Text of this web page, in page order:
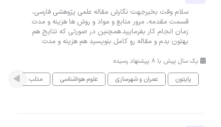
سلام وقت بخیرجهت نگارش مقاله علمی پژوهشی فارسی،
قسمت مقدمه، مرور منابع و مواد و روش ها هزینه و مدت
زمان انجام کار بفرمایید.همچنین در صورتی که نتایج هم
بهتون بدم و مقاله رو کامل بنویسید هم هزینه و مدت
یک سال پیش با 8 پیشنهاد رسیده
پایتون
عمران و شهرسازی علوم هواشناسی متلب